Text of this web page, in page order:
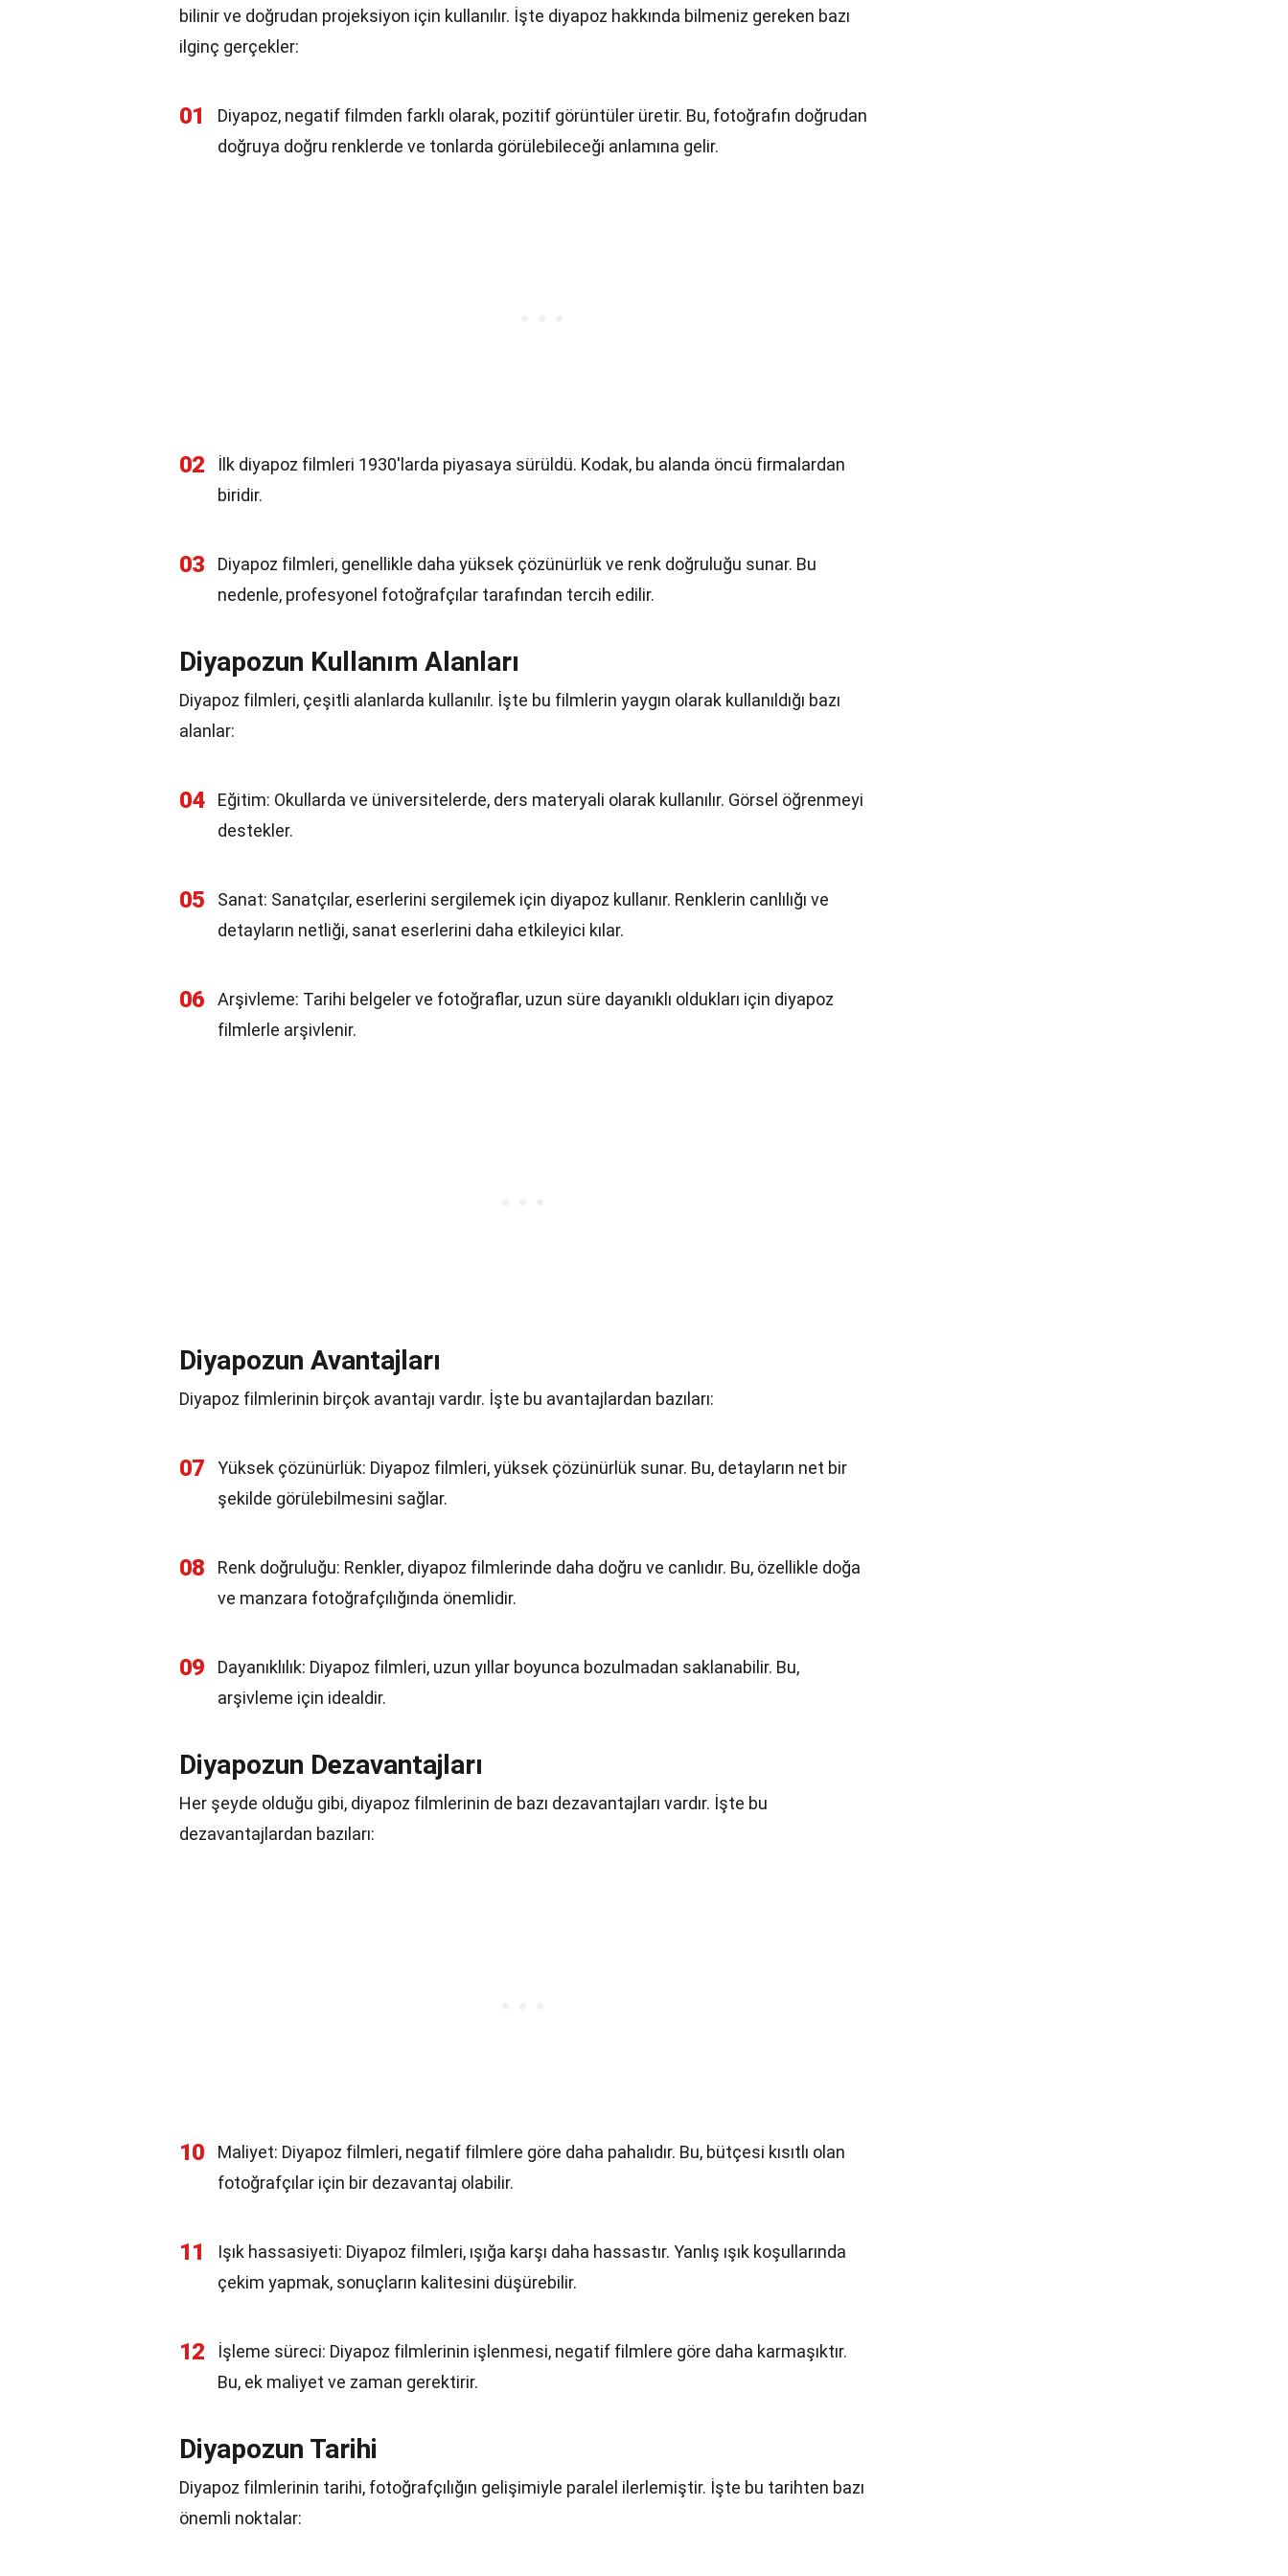
bilinir ve doğrudan projeksiyon için kullanılır. İşte diyapoz hakkında bilmeniz gereken bazı
ilginç gerçekler:
01
Diyapoz, negatif filmden farklı olarak, pozitif görüntüler üretir. Bu, fotoğrafın doğrudan
doğruya doğru renklerde ve tonlarda görülebileceği anlamına gelir.
02
İlk diyapoz filmleri 1930'larda piyasaya sürüldü. Kodak, bu alanda öncü firmalardan
biridir.
03
Diyapoz filmleri, genellikle daha yüksek çözünürlük ve renk doğruluğu sunar. Bu
nedenle, profesyonel fotoğrafçılar tarafından tercih edilir.
Diyapozun Kullanım Alanları
Diyapoz filmleri, çeşitli alanlarda kullanılır. İşte bu filmlerin yaygın olarak kullanıldığı bazı
alanlar:
04
Eğitim: Okullarda ve üniversitelerde, ders materyali olarak kullanılır. Görsel öğrenmeyi
destekler.
05
Sanat: Sanatçılar, eserlerini sergilemek için diyapoz kullanır. Renklerin canlılığı ve
detayların netliği, sanat eserlerini daha etkileyici kılar.
06
Arşivleme: Tarihi belgeler ve fotoğraflar, uzun süre dayanıklı oldukları için diyapoz
filmlerle arşivlenir.
Diyapozun Avantajları
Diyapoz filmlerinin birçok avantajı vardır. İşte bu avantajlardan bazıları:
07
Yüksek çözünürlük: Diyapoz filmleri, yüksek çözünürlük sunar. Bu, detayların net bir
şekilde görülebilmesini sağlar.
08
Renk doğruluğu: Renkler, diyapoz filmlerinde daha doğru ve canlıdır. Bu, özellikle doğa
ve manzara fotoğrafçılığında önemlidir.
09
Dayanıklılık: Diyapoz filmleri, uzun yıllar boyunca bozulmadan saklanabilir. Bu,
arşivleme için idealdir.
Diyapozun Dezavantajları
Her şeyde olduğu gibi, diyapoz filmlerinin de bazı dezavantajları vardır. İşte bu
dezavantajlardan bazıları:
10
Maliyet: Diyapoz filmleri, negatif filmlere göre daha pahalıdır. Bu, bütçesi kısıtlı olan
fotoğrafçılar için bir dezavantaj olabilir.
11
Işık hassasiyeti: Diyapoz filmleri, ışığa karşı daha hassastır. Yanlış ışık koşullarında
çekim yapmak, sonuçların kalitesini düşürebilir.
12
İşleme süreci: Diyapoz filmlerinin işlenmesi, negatif filmlere göre daha karmaşıktır.
Bu, ek maliyet ve zaman gerektirir.
Diyapozun Tarihi
Diyapoz filmlerinin tarihi, fotoğrafçılığın gelişimiyle paralel ilerlemiştir. İşte bu tarihten bazı
önemli noktalar: